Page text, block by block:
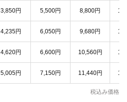
3,850円 5,500円 8,800円
4,235円 6,050円 9,680円
4,620円 6,600円 10,560円
5,005円 7,150円 11,440円
税込み価格